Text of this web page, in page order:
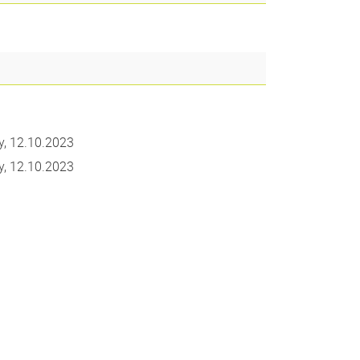
Group 1 on Thursday, 12.10.2023
Group 2 on Thursday, 12.10.2023
Link, öffnet neues Fenster)
(externer Link, öffnet neues Fenster)